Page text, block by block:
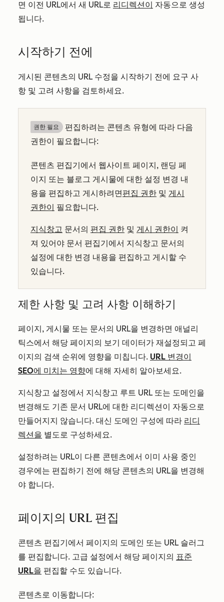
면 이전 URL에서 새 URL로 리디렉션이 자동으로 생성
됩니다.
시작하기 전에
게시된 콘텐츠의 URL 수정을 시작하기 전에 요구 사
항 및 고려 사항을 검토하세요.
권한 필요
편집하려는 콘텐츠 유형에 따라 다음
권한이 필요합니다:
콘텐츠 편집기에서 웹사이트 페이지, 랜딩 페
이지 또는 블로그 게시물에 대한 설정 변경 내
용을 편집하고 게시하려면편집 권한 및 게시
권한이 필요합니다.
지식창고 문서의 편집 권한 및 게시 권한이 켜
져 있어야 문서 편집기에서 지식창고 문서의
설정에 대한 변경 내용을 편집하고 게시할 수
있습니다.
제한 사항 및 고려 사항 이해하기
페이지, 게시물 또는 문서의 URL을 변경하면 애널리
틱스에서 해당 페이지의 보기 데이터가 재설정되고 페
이지의 검색 순위에 영향을 미칩니다. URL 변경이
SEO에 미치는 영향에 대해 자세히 알아보세요.
지식창고 설정에서 지식창고 루트 URL 또는 도메인을
변경해도 기존 문서 URL에 대한 리디렉션이 자동으로
만들어지지 않습니다. 대신 도메인 구성에 따라 리디
렉션을 별도로 구성하세요.
설정하려는 URL이 다른 콘텐츠에서 이미 사용 중인
경우에는 편집하기 전에 해당 콘텐츠의 URL을 변경해
야 합니다.
페이지의 URL 편집
콘텐츠 편집기에서 페이지의 도메인 또는 URL 슬러그
를 편집합니다. 고급 설정에서 해당 페이지의 표준
URL을 편집할 수도 있습니다.
콘텐츠로 이동합니다: